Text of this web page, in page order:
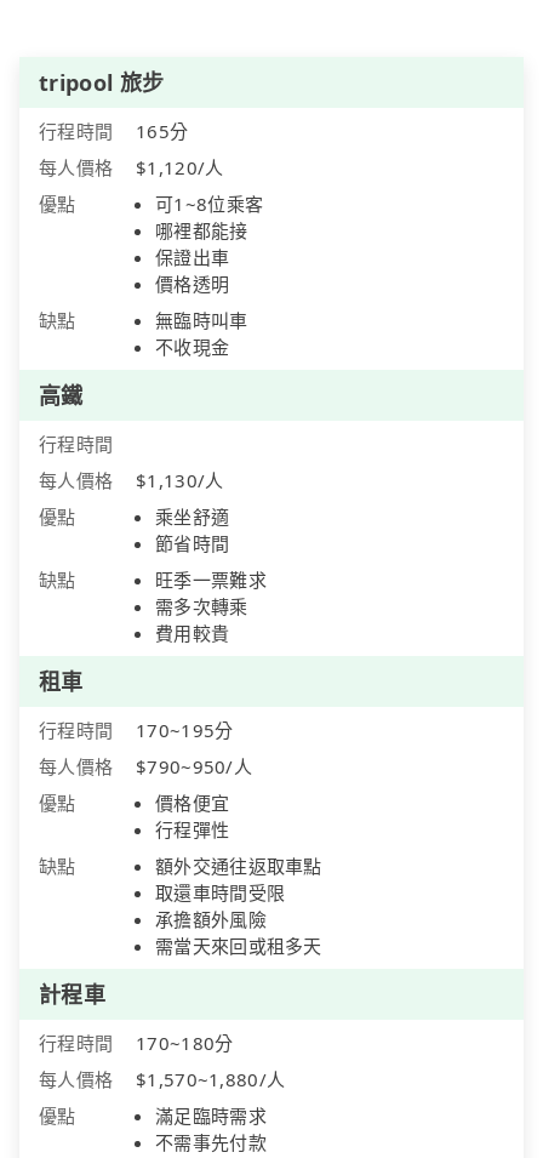
tripool 旅步
行程時間
165分
每人價格
$1,120/人
優點
可1~8位乘客
哪裡都能接
保證出車
價格透明
缺點
無臨時叫車
不收現金
高鐵
行程時間
每人價格
$1,130/人
優點
乘坐舒適
節省時間
缺點
旺季一票難求
需多次轉乘
費用較貴
租車
行程時間
170~195分
每人價格
$790~950/人
優點
價格便宜
行程彈性
缺點
額外交通往返取車點
取還車時間受限
承擔額外風險
需當天來回或租多天
計程車
行程時間
170~180分
每人價格
$1,570~1,880/人
優點
滿足臨時需求
不需事先付款